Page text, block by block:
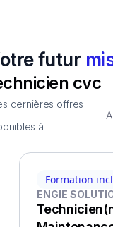
futur
cvc
dernières offres
à
Formation
ENGIE